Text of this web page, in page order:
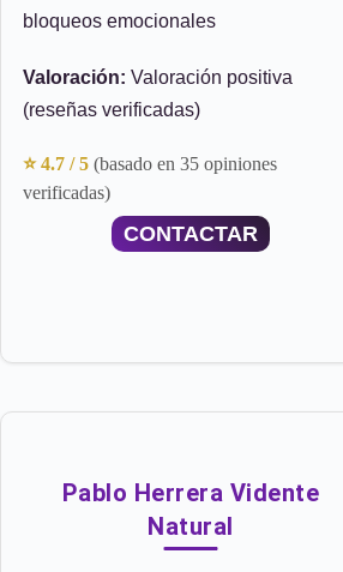
bloqueos emocionales
Valoración: Valoración positiva
(reseñas verificadas)
⭐ 4.7 / 5 (basado en 35 opiniones
verificadas)
CONTACTAR
Pablo Herrera Vidente
Natural